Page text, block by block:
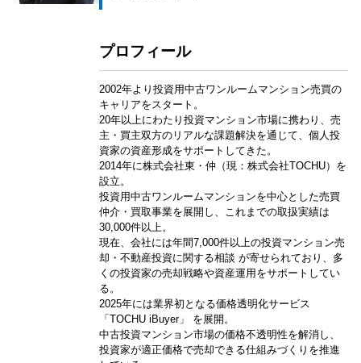
プロフィール
2002年より投資用中古ワンルームマンション売買の
キャリアをスタート。
20年以上にわたり投資マンション市場に携わり、売
主・買主双方のリアルな課題解決を通じて、個人投
資家の資産形成をサポートしてきた。
2014年に株式会社東・仲（現：株式会社TOCHU）を
設立。
投資用中古ワンルームマンションを中心とした売買
仲介・買取事業を展開し、これまでの取扱実績は
30,000件以上。
現在、会社には年間7,000件以上の投資マンション売
却・不動産投資に関する相談 が寄せられており、多
くの投資家の売却戦略や資産運用をサポートしてい
る。
2025年には業界初となる価格透明化サービス
「TOCHU iBuyer」 を展開。
中古投資マンション市場の価格不透明性を解消し、
投資家が適正価格で売却できる仕組みづくりを推進